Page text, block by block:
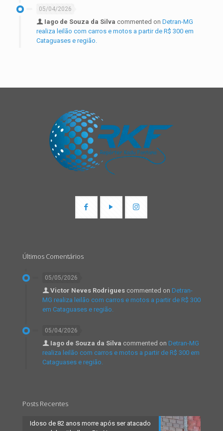
05/04/2026
Iago de Souza da Silva commented on Detran-MG
realiza leilão com carros e motos a partir de R$ 300 em
Cataguases e região.
Últimos Comentários
05/05/2026
Victor Neves Rodrigues commented on Detran-
MG realiza leilão com carros e motos a partir de R$ 300
em Cataguases e região.
05/04/2026
Iago de Souza da Silva commented on Detran-MG
realiza leilão com carros e motos a partir de R$ 300 em
Cataguases e região.
Posts Recentes
Idoso de 82 anos morre após ser atacado